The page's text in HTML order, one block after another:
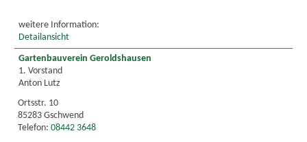
weitere Information:
Detailansicht
Gartenbauverein Geroldshausen
1. Vorstand
Anton Lutz
Ortsstr. 10
85283 Gschwend
Telefon: 08442 3648